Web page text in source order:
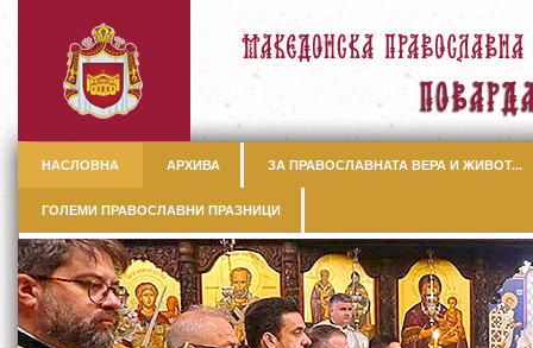
НАСЛОВНА АРХИВА ЗА ПРАВОСЛАВНАТА ВЕРА И ЖИВОТ...
ГОЛЕМИ ПРАВОСЛАВНИ ПРАЗНИЦИ